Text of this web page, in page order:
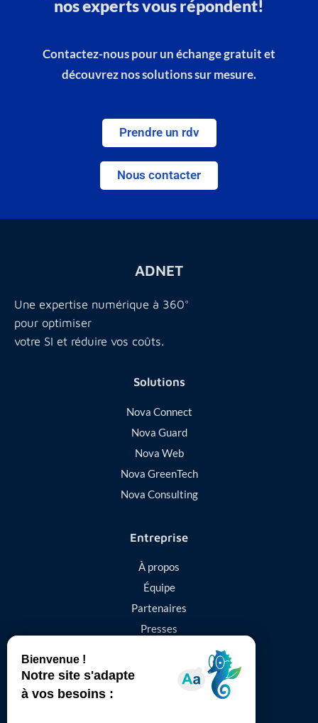
nos experts vous répondent!
Contactez-nous pour un échange gratuit et
découvrez nos solutions sur mesure.
Prendre un rdv
Nous contacter
ADNET
Une expertise numérique à 360°
pour optimiser
votre SI et réduire vos coûts.
Solutions
Nova Connect
Nova Guard
Nova Web
Nova GreenTech
Nova Consulting
Entreprise
À propos
Équipe
Partenaires
Presses
844 Avenue Saint-Exupéry,